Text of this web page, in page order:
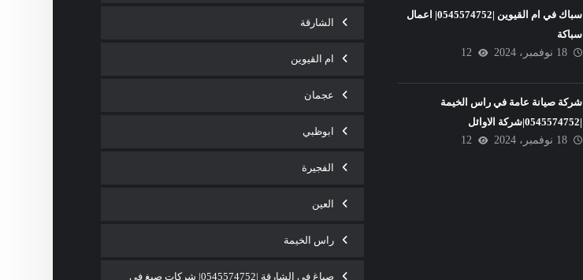
سباك في ام القيوين |0545574752| اعمال
سباكة
18 نوفمبر، 2024
12
شركة صيانة عامة في راس الخيمة
|0545574752|شركة الاوائل
18 نوفمبر، 2024
12
الشارقة
ام القيوين
عجمان
ابوظبي
الفجيرة
العين
راس الخيمة
صباغ في الشارقة |0545574752| شركات صبغ فى